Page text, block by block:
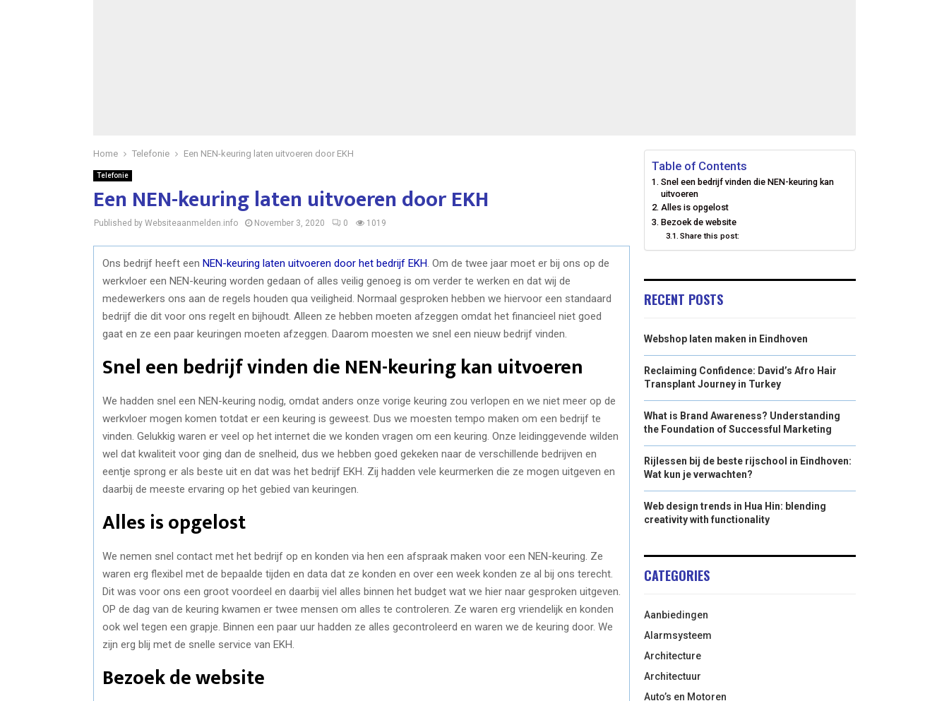
Home Telefonie Een NEN-keuring laten uitvoeren door EKH
Telefonie
Een NEN-keuring laten uitvoeren door EKH
Published by Websiteaanmelden.info November 3, 2020 0 1019
Ons bedrijf heeft een NEN-keuring laten uitvoeren door het bedrijf EKH . Om de twee jaar moet er bij ons op de
werkvloer een NEN-keuring worden gedaan of alles veilig genoeg is om verder te werken en dat wij de
medewerkers ons aan de regels houden qua veiligheid. Normaal gesproken hebben we hiervoor een standaard
bedrijf die dit voor ons regelt en bijhoudt. Alleen ze hebben moeten afzeggen omdat het financieel niet goed
gaat en ze een paar keuringen moeten afzeggen. Daarom moesten we snel een nieuw bedrijf vinden.
Snel een bedrijf vinden die NEN-keuring kan uitvoeren
We hadden snel een NEN-keuring nodig, omdat anders onze vorige keuring zou verlopen en we niet meer op de
werkvloer mogen komen totdat er een keuring is geweest. Dus we moesten tempo maken om een bedrijf te
vinden. Gelukkig waren er veel op het internet die we konden vragen om een keuring. Onze leidinggevende wilden
wel dat kwaliteit voor ging dan de snelheid, dus we hebben goed gekeken naar de verschillende bedrijven en
eentje sprong er als beste uit en dat was het bedrijf EKH. Zij hadden vele keurmerken die ze mogen uitgeven en
daarbij de meeste ervaring op het gebied van keuringen.
Alles is opgelost
We nemen snel contact met het bedrijf op en konden via hen een afspraak maken voor een NEN-keuring. Ze
waren erg flexibel met de bepaalde tijden en data dat ze konden en over een week konden ze al bij ons terecht.
Dit was voor ons een groot voordeel en daarbij viel alles binnen het budget wat we hier naar gesproken uitgeven.
OP de dag van de keuring kwamen er twee mensen om alles te controleren. Ze waren erg vriendelijk en konden
ook wel tegen een grapje. Binnen een paar uur hadden ze alles gecontroleerd en waren we de keuring door. We
zijn erg blij met de snelle service van EKH.
Bezoek de website
Table of Contents
Snel een bedrijf vinden die NEN-keuring kan
uitvoeren
Alles is opgelost
Bezoek de website
Share this post:
RECENT POSTS
Webshop laten maken in Eindhoven
Reclaiming Confidence: David’s Afro Hair
Transplant Journey in Turkey
What is Brand Awareness? Understanding
the Foundation of Successful Marketing
Rijlessen bij de beste rijschool in Eindhoven:
Wat kun je verwachten?
Web design trends in Hua Hin: blending
creativity with functionality
CATEGORIES
Aanbiedingen
Alarmsysteem
Architecture
Architectuur
Auto’s en Motoren